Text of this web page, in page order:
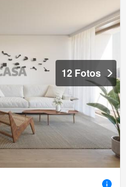
12 Fotos